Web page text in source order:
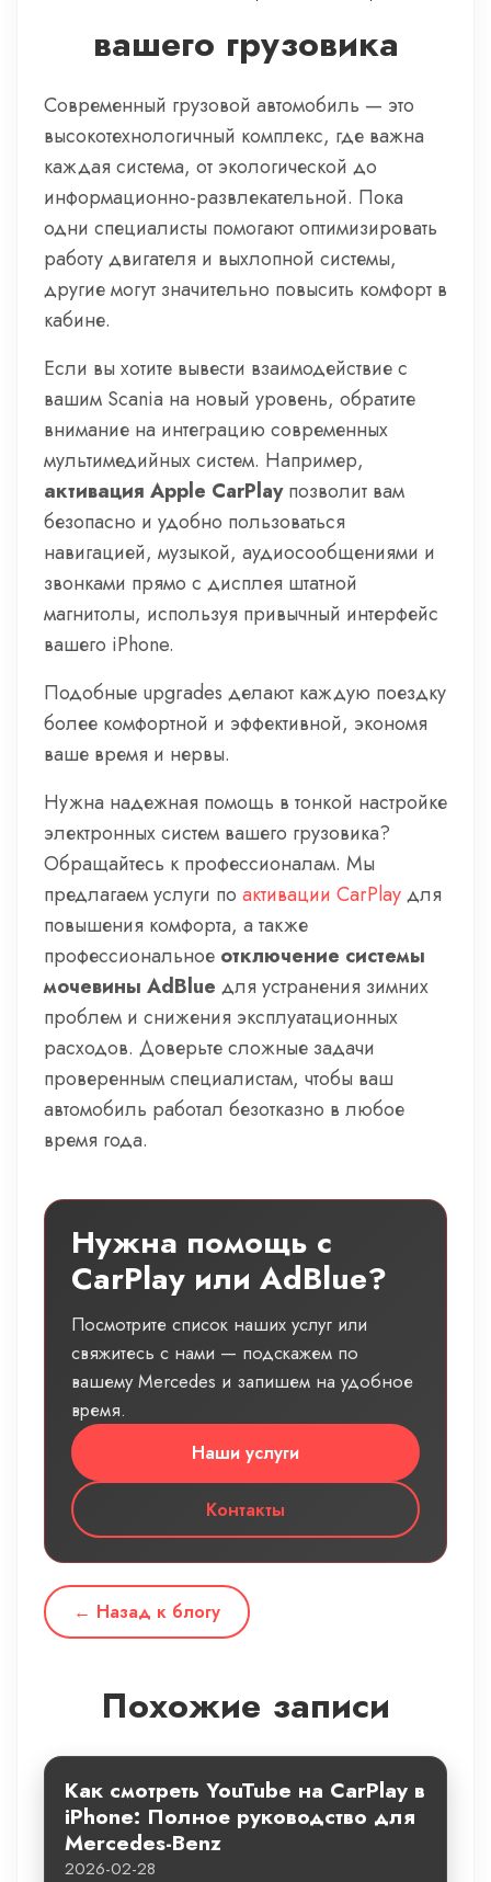
вашего грузовика
Современный грузовой автомобиль — это
высокотехнологичный комплекс, где важна
каждая система, от экологической до
информационно-развлекательной. Пока
одни специалисты помогают оптимизировать
работу двигателя и выхлопной системы,
другие могут значительно повысить комфорт в
кабине.
Если вы хотите вывести взаимодействие с
вашим Scania на новый уровень, обратите
внимание на интеграцию современных
мультимедийных систем. Например,
активация Apple CarPlayпозволит вам
безопасно и удобно пользоваться
навигацией, музыкой, аудиосообщениями и
звонками прямо с дисплея штатной
магнитолы, используя привычный интерфейс
вашего iPhone.
Подобные upgrades делают каждую поездку
более комфортной и эффективной, экономя
ваше время и нервы.
Нужна надежная помощь в тонкой настройке
электронных систем вашего грузовика?
Обращайтесь к профессионалам. Мы
предлагаем услуги по активации CarPlayдля
повышения комфорта, а также
профессиональное отключение системы
мочевины AdBlue для устранения зимних
проблем и снижения эксплуатационных
расходов. Доверьте сложные задачи
проверенным специалистам, чтобы ваш
автомобиль работал безотказно в любое
время года.
Нужна помощь с
CarPlay или AdBlue?
Посмотрите список наших услуг или
свяжитесь с нами — подскажем по
вашему Mercedes и запишем на удобное
время.
Наши услуги
Контакты
← Назад к блогу
Похожие записи
Как смотреть YouTube на CarPlay в
iPhone: Полное руководство для
Mercedes-Benz
2026-02-28